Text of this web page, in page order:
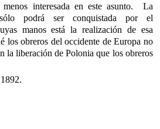
interesada en este asunto. La
sólo podrá ser conquistada por el
manos está la realización de esa
los obreros del occidente de Europa no
la liberación de Polonia que los obreros